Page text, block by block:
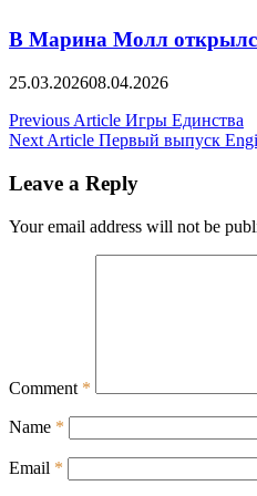
В Марина Молл
25.03.202608.04.2026
Post
navigation
Previous Article Игры Единства
Next Article Первый выпуск
Leave a Reply
Your email address will not be
Comment *
Name *
Email *